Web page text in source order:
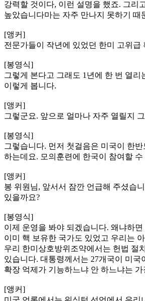
강력할 것이다, 이런 설명을 했죠. 그리
높았습니다마는 자주 만나지 못하기
[앵커]
전문가들이 작년에 있었던 한미 고위
[봉영식]
그렇게 본다고 그래도 1년에 한 번 열
이렇게 봅니다.
[앵커]
그렇군요. 앞으로 얼마나 자주 열릴지
[봉영식]
그렇습니다. 먼저 첫걸음은 미국이 한
하는데요. 모의훈련에 한국이 참여할
[앵커]
봉 위원님, 앞서서 잠깐 언급해 주셨습
있을까요?
[봉영식]
이제 운영을 봐야 되겠습니다. 왜냐하
이미 핵 보유한 국가도 있었고 우리는
우리 한미상호방위조약에서는 헌법 절
있습니다. 대통령께서는 27개국이 미
확장 억제가 기능하느냐 안 하느냐는
[앵커]